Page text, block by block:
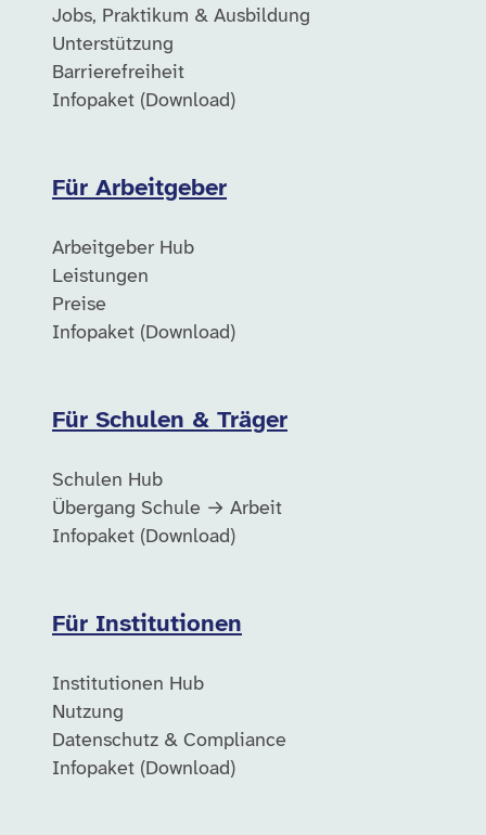
Jobs, Praktikum & Ausbildung
Unterstützung
Barrierefreiheit
Infopaket (Download)
Für Arbeitgeber
Arbeitgeber Hub
Leistungen
Preise
Infopaket (Download)
Für Schulen & Träger
Schulen Hub
Übergang Schule → Arbeit
Infopaket (Download)
Für Institutionen
Institutionen Hub
Nutzung
Datenschutz & Compliance
Infopaket (Download)